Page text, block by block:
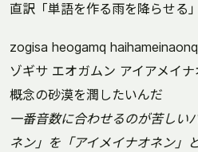
直訳「単語を作る雨を降らせる」
zogisa heogamq
ゾギサ エオガムン アイアメイ
概念の砂漠を潤したいんだ
一番音数に合わせるのが苦しい
ネン」を「アイメイナオネン」